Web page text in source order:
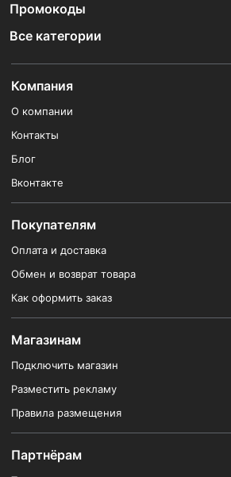
Промокоды
Все категории
Компания
О компании
Контакты
Блог
Вконтакте
Покупателям
Оплата и доставка
Обмен и возврат товара
Как оформить заказ
Магазинам
Подключить магазин
Разместить рекламу
Правила размещения
Партнёрам